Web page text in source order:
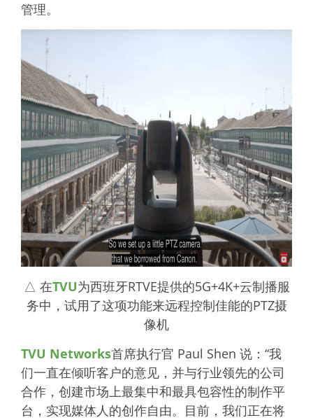
管理。
△ 在TVU为西班牙RTVE提供的5G+4K+云制播服
务中，试用了这项功能来远程控制佳能的PTZ摄
像机
TVU Networks首席执行官 Paul Shen 说：“我
们一直在倾听客户的意见，并与行业领先的公司
合作，创建市场上最集中和最具包容性的制作平
台，实现媒体人的创作自由。目前，我们正在将